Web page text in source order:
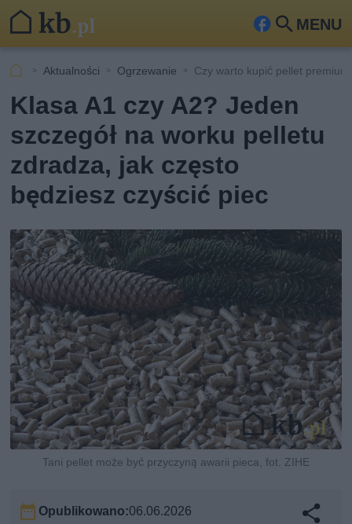
MENU
Fa
ceb
ook
Szu
Aktualności Ogrzewanie Czy warto kupić pellet
Klasa A1 czy A2? Jeden
szczegół na worku pelletu
zdradza, jak często
będziesz czyścić piec
Tani pellet może być przyczyną awarii pieca, fot. ZIHE
Opublikowano:06.06.2026